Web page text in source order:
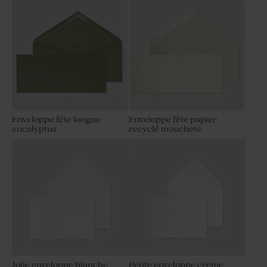
Enveloppe fête longue
eucalyptus
Enveloppe fête papier
recyclé moucheté